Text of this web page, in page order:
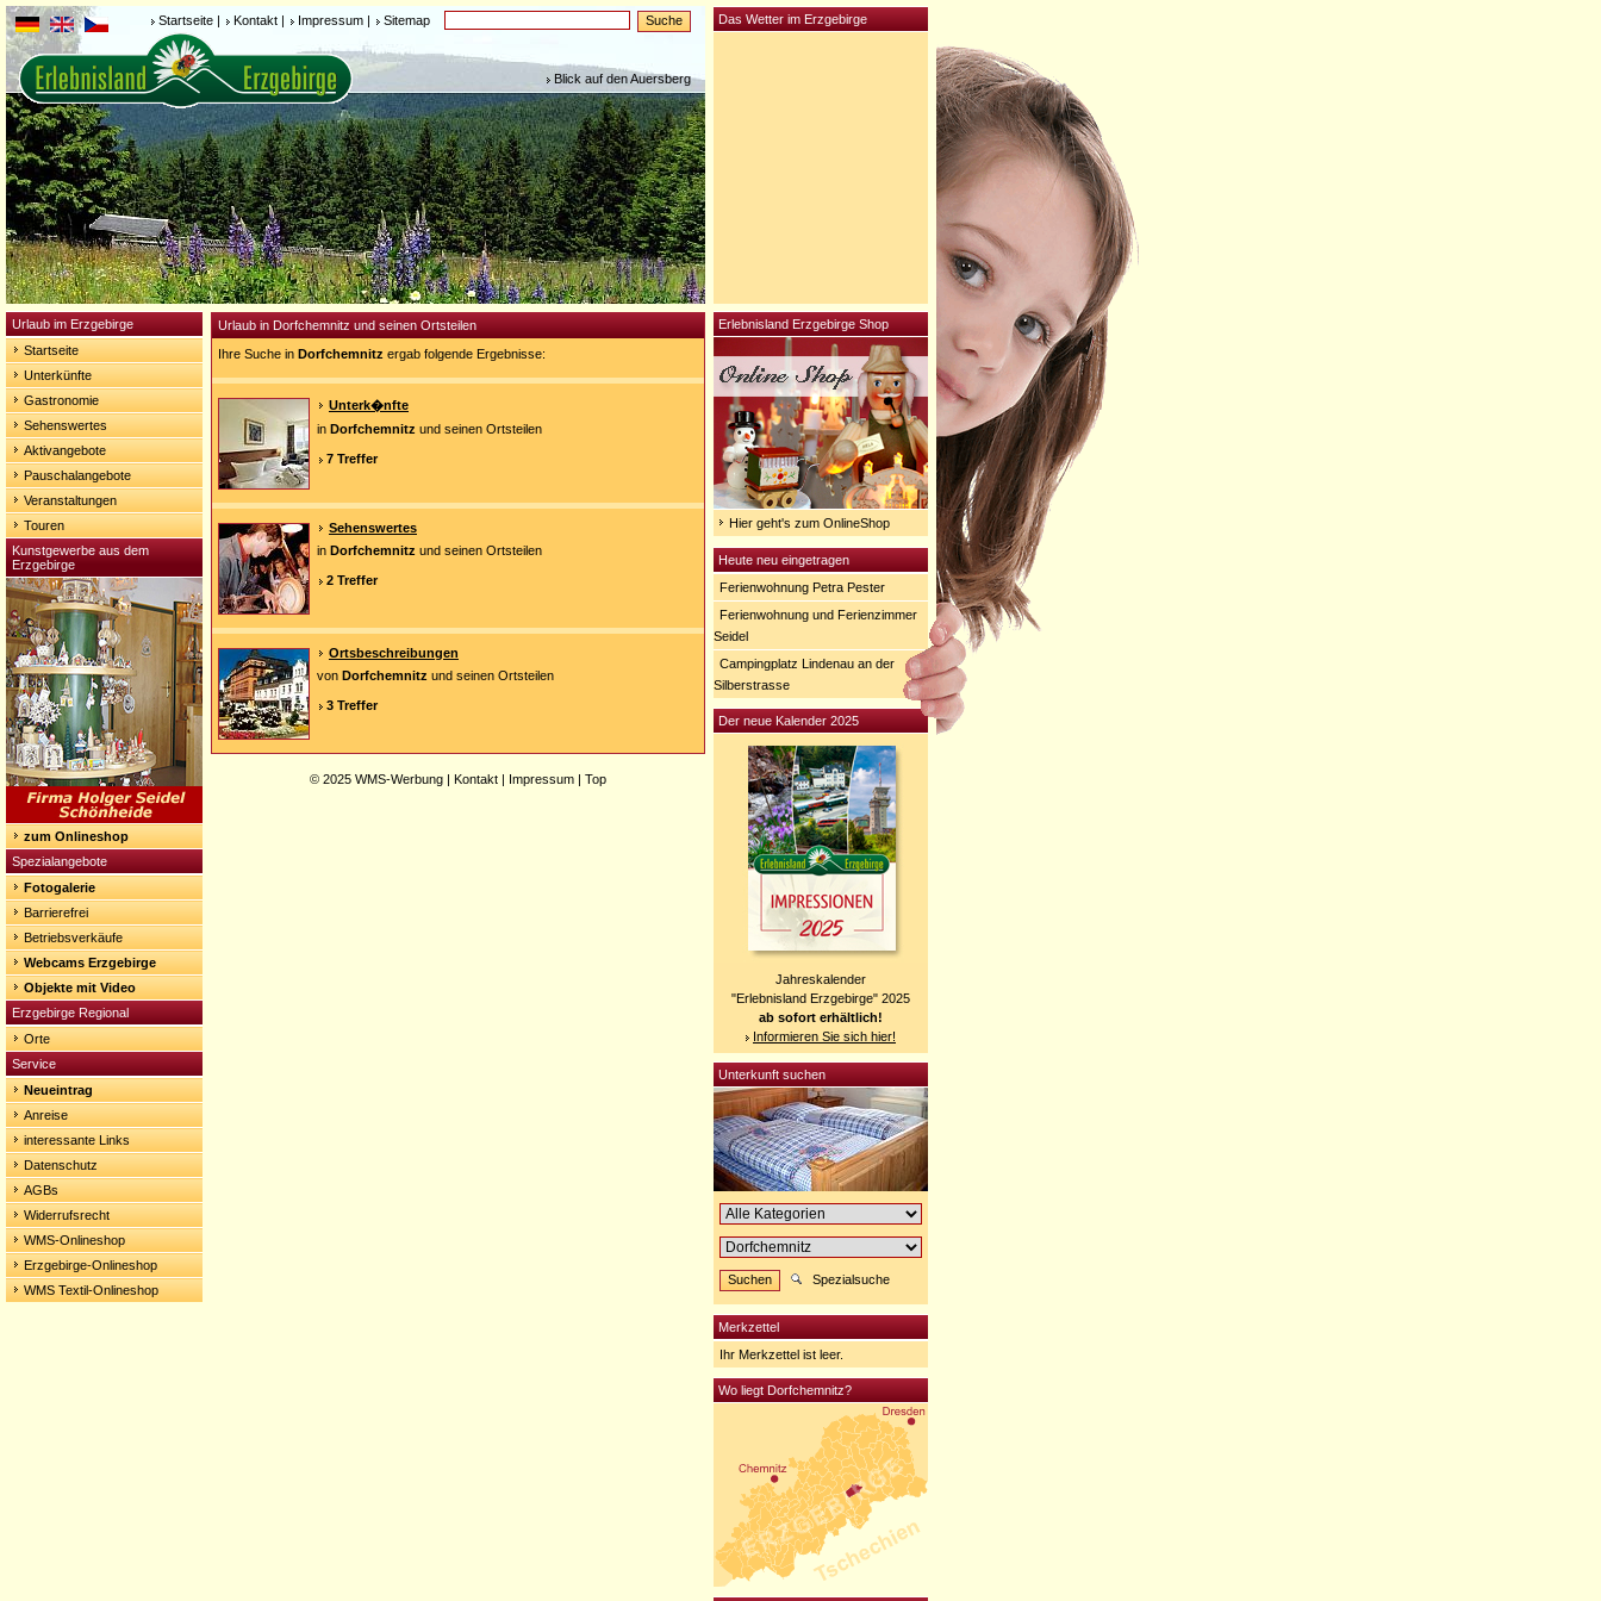
Startseite | Kontakt | Impressum | Sitemap
Blick auf den Auersberg
Urlaub im Erzgebirge
Startseite
Unterkünfte
Gastronomie
Sehenswertes
Aktivangebote
Pauschalangebote
Veranstaltungen
Touren
Kunstgewerbe aus dem
Erzgebirge
zum Onlineshop
Spezialangebote
Fotogalerie
Barrierefrei
Betriebsverkäufe
Webcams Erzgebirge
Objekte mit Video
Erzgebirge Regional
Orte
Service
Neueintrag
Anreise
interessante Links
Datenschutz
AGBs
Widerrufsrecht
WMS-Onlineshop
Erzgebirge-Onlineshop
WMS Textil-Onlineshop
Urlaub in Dorfchemnitz und seinen Ortsteilen
Ihre Suche in Dorfchemnitz ergab folgende Ergebnisse:
Unterk�nfte
in Dorfchemnitz und seinen Ortsteilen
7 Treffer
Sehenswertes
in Dorfchemnitz und seinen Ortsteilen
2 Treffer
Ortsbeschreibungen
von Dorfchemnitz und seinen Ortsteilen
3 Treffer
© 2025 WMS-Werbung | Kontakt | Impressum | Top
Erlebnisland Erzgebirge Shop
Hier geht's zum OnlineShop
Heute neu eingetragen
Ferienwohnung Petra Pester
Ferienwohnung und Ferienzimmer
Seidel
Campingplatz Lindenau an der
Silberstrasse
Der neue Kalender 2025
Jahreskalender
"Erlebnisland Erzgebirge" 2025
ab sofort erhältlich!
Informieren Sie sich hier!
Unterkunft suchen
Spezialsuche
Merkzettel
Ihr Merkzettel ist leer.
Wo liegt Dorfchemnitz?
Das Wetter im Erzgebirge